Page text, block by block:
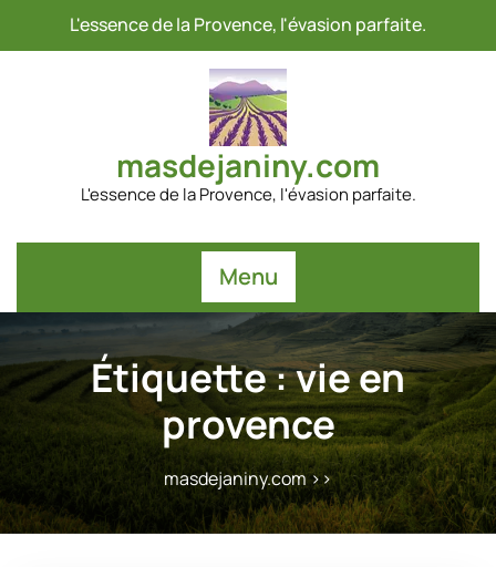
L'essence de la Provence, l'évasion parfaite.
masdejaniny.com
L'essence de la Provence, l'évasion parfaite.
Menu
Étiquette :vie en
provence
masdejaniny.com>>